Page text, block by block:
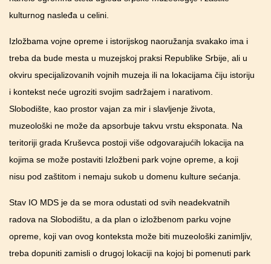
kulturnog nasleđa u celini.
Izložbama vojne opreme i istorijskog naoružanja svakako ima i
treba da bude mesta u muzejskoj praksi Republike Srbije, ali u
okviru specijalizovanih vojnih muzeja ili na lokacijama čiju istoriju
i kontekst neće ugroziti svojim sadržajem i narativom.
Slobodište, kao prostor vajan za mir i slavljenje života,
muzeološki ne može da apsorbuje takvu vrstu eksponata. Na
teritoriji grada Kruševca postoji više odgovarajućih lokacija na
kojima se može postaviti Izložbeni park vojne opreme, a koji
nisu pod zaštitom i nemaju sukob u domenu kulture sećanja.
Stav IO MDS je da se mora odustati od svih neadekvatnih
radova na Slobodištu, a da plan o izložbenom parku vojne
opreme, koji van ovog konteksta može biti muzeološki zanimljiv,
treba dopuniti zamisli o drugoj lokaciji na kojoj bi pomenuti park